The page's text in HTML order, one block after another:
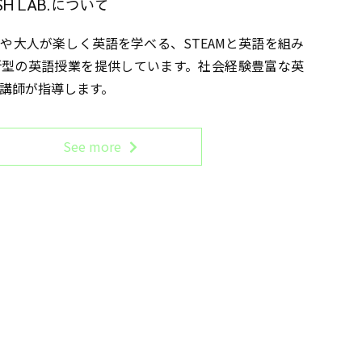
LAB.について
大人が楽しく英語を学べる、STEAMと英語を組み
の英語授業を提供しています。社会経験豊富な英
師が指導します。
See more